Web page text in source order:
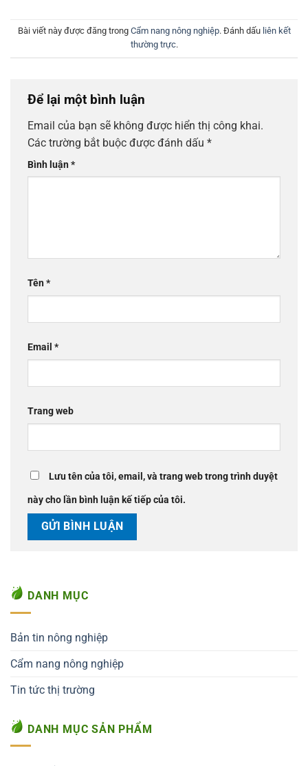
Bài viết này được đăng trong Cẩm nang nông nghiệp. Đánh dấu liên kết
thường trực.
Để lại một bình luận
Email của bạn sẽ không được hiển thị công khai.
Các trường bắt buộc được đánh dấu *
Bình luận*
Tên*
Email *
Trang web
Lưu tên của tôi, email, và trang web trong trình duyệt
này cho lần bình luận kế tiếp của tôi.
DANH MỤC
Bản tin nông nghiệp
Cẩm nang nông nghiệp
Tin tức thị trường
DANH MỤC SẢN PHẨM